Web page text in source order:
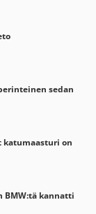
sedan
katumaasturi on
BMW:tä kannatti